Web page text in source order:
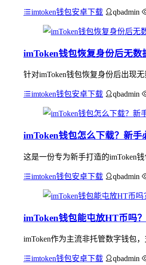
imtoken钱包安卓下载 qbadmin
imToken钱包恢复身份后无
针对imToken钱包恢复身份后出现
imtoken钱包安卓下载 qbadmin
imToken钱包怎么下载？新
这是一份专为新手打造的imToken
imtoken钱包安卓下载 qbadmin
imToken钱包能屯放HT币吗
imToken作为主流非托管数字钱包
imtoken钱包安卓下载 qbadmin